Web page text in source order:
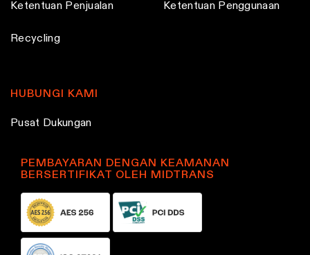
Ketentuan Penjualan Ketentuan Penggunaan
Recycling
HUBUNGI KAMI
Pusat Dukungan
PEMBAYARAN DENGAN KEAMANAN
BERSERTIFIKAT OLEH MIDTRANS